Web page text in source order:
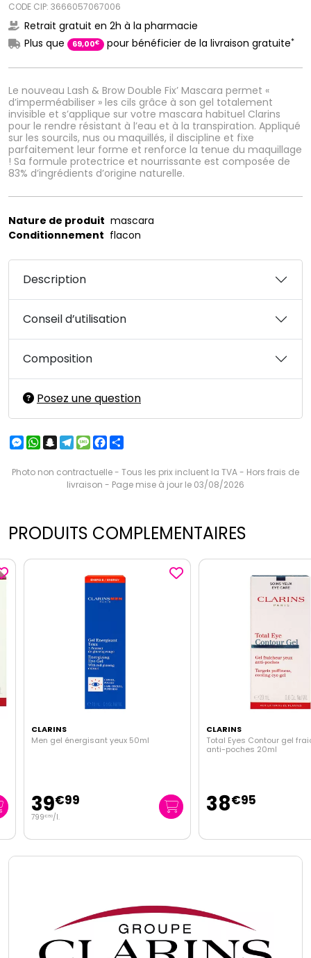
Le nouveau Lash & Brow Double Fix’ Mascara permet «
d’imperméabiliser » les cils grâce à son gel totalement
invisible et s’applique sur votre mascara habituel Clarins
pour le rendre résistant à l’eau et à la transpiration. Appliqué
sur les sourcils, nus ou maquillés, il discipline et fixe
parfaitement leur forme et renforce la tenue du maquillage
! Sa formule protectrice et nourrissante est composée de
83% d’ingrédients d’origine naturelle.
CODE CIP: 3666057067006
Retrait gratuit en 2h à la pharmacie
Plus que
69,00€ pour bénéficier de la livraison gratuite*
Nature de produit mascara
Conditionnement flacon
Description
Conseil d’utilisation
Composition
Posez une question
Messenger
WhatsApp
Snapchat
Telegram
MessageFacebook
Photo non contractuelle - Tous les prix incluent la TVA - Hors frais de
livraison - Page mise à jour le 03/08/2026
PRODUITS COMPLEMENTAIRES
CLARINS
Men gel énergisant yeux 50ml
39€99
€80 /l.
CLARINS
Total Eyes Contour gel
anti-poches 20ml
38€95